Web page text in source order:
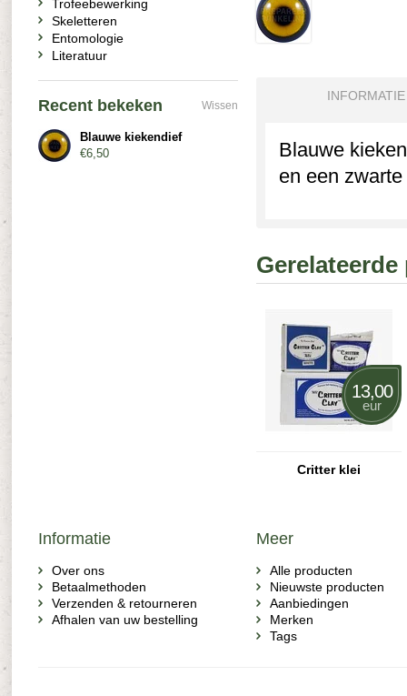
INFORMATIE
Blauwe
en een
13,00
eur
Critter klei
Trofeebewerking
Skeletteren
Entomologie
Literatuur
Recent bekeken Wissen
Blauwe kiekendief
€6,50
Informatie
Over ons
Betaalmethoden
Verzenden & retourneren
Afhalen van uw bestelling
Meer
Alle producten
Nieuwste producten
Aanbiedingen
Merken
Tags